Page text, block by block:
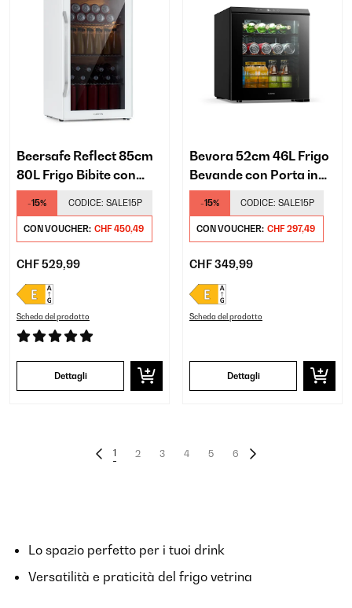
Beersafe Reflect 85cm
80L Frigo Bibite con
Porta in Vetro Bianco
-15% CODICE: SALE15P
CON VOUCHER: CHF 450,49
CHF 529,99
Scheda del prodotto
Dettagli
Bevora 52cm 46L Frigo
Bevande con Porta in
Vetro Nero
-15% CODICE: SALE15P
CON VOUCHER: CHF 297,49
CHF 349,99
Scheda del prodotto
Dettagli
1 2 3 4 5 6
Lo spazio perfetto per i tuoi drink
Versatilità e praticità del frigo vetrina